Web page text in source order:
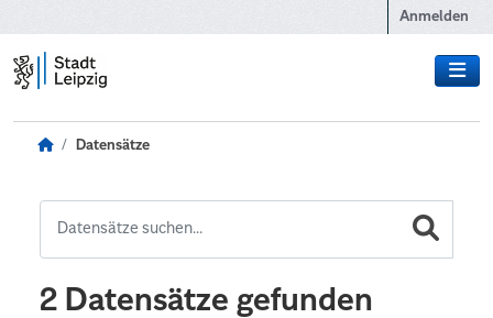
Anmelden
Datensätze
2 Datensätze gefunden